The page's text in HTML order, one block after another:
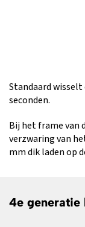
Standaard wisselt
seconden.
Bij het frame van
verzwaring van
mm dik laden op
4e generatie